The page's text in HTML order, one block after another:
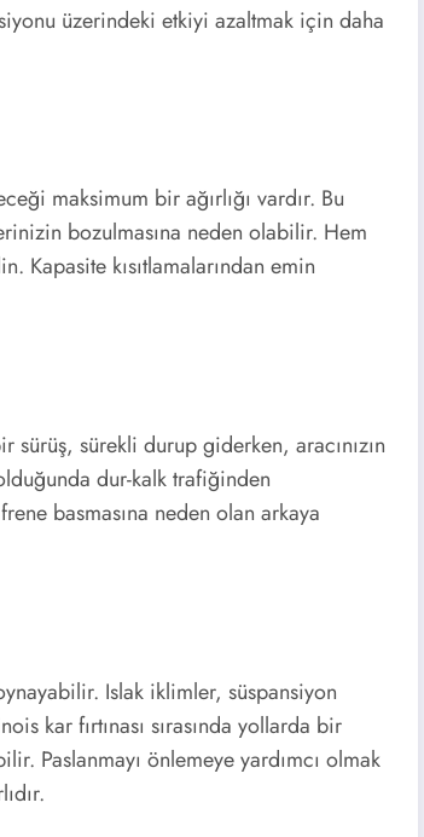
üzerindeki etkiyi azaltmak için daha
maksimum bir ağırlığı vardır. Bu
bozulmasına neden olabilir. Hem
Kapasite kısıtlamalarından emin
sürüş, sürekli durup giderken, aracınızın
dur-kalk trafiğinden
basmasına neden olan arkaya
Islak iklimler, süspansiyon
kar fırtınası sırasında yollarda bir
Paslanmayı önlemeye yardımcı olmak